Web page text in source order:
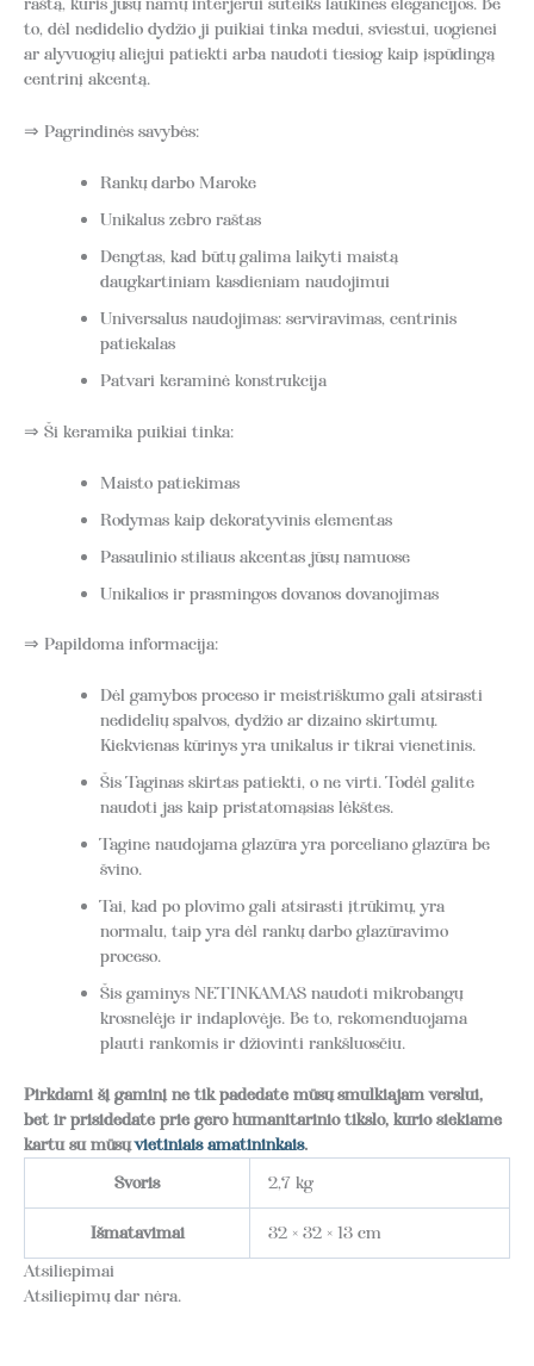
to, dėl nedidelio dydžio ji puikiai tinka medui, sviestui, uogienei
ar alyvuogių aliejui patiekti arba naudoti tiesiog kaip įspūdingą
centrinį akcentą.
⇒ Pagrindinės savybės:
Rankų darbo Maroke
Unikalus zebro raštas
Dengtas, kad būtų galima laikyti maistą
daugkartiniam kasdieniam naudojimui
Universalus naudojimas: serviravimas, centrinis
patiekalas
Patvari keraminė konstrukcija
⇒ Ši keramika puikiai tinka:
Maisto patiekimas
Rodymas kaip dekoratyvinis elementas
Pasaulinio stiliaus akcentas jūsų namuose
Unikalios ir prasmingos dovanos dovanojimas
⇒ Papildoma informacija:
Dėl gamybos proceso ir meistriškumo gali atsirasti
nedidelių spalvos, dydžio ar dizaino skirtumų.
Kiekvienas kūrinys yra unikalus ir tikrai vienetinis.
Šis Taginas skirtas patiekti, o ne virti. Todėl galite
naudoti jas kaip pristatomąsias lėkštes.
Tagine naudojama glazūra yra porceliano glazūra be
švino.
Tai, kad po plovimo gali atsirasti įtrūkimų, yra
normalu, taip yra dėl rankų darbo glazūravimo
proceso.
Šis gaminys NETINKAMAS naudoti mikrobangų
krosnelėje ir indaplovėje. Be to, rekomenduojama
plauti rankomis ir džiovinti rankšluosčiu.
Pirkdami šį gaminį ne tik padedate mūsų smulkiajam verslui,
bet ir prisidedate prie gero humanitarinio tikslo, kurio siekiame
kartu su mūsųvietiniais amatininkais.
Svoris
2,7 kg
Išmatavimai
32 × 32 × 13 cm
Atsiliepimai
Atsiliepimų dar nėra.